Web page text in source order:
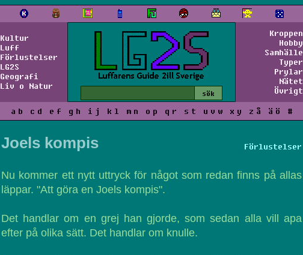
Kultur
Luff
Förlustelser
LG2S
Geografi
Liv o Natur
Kroppen
Hobby
Samhälle
Typer
Prylar
Nätet
Övrigt
a b c d e f g h i j k l m n o p q r s t u v w x y z å ä ö #
Förlustelser
Joels kompis
Nu kommer ett nytt uttryck för något som redan finns på allas
läppar. "Att göra en Joels kompis".
Det handlar om en grej han gjorde, som sedan alla vill apa
efter på olika sätt. Det handlar om knulle.